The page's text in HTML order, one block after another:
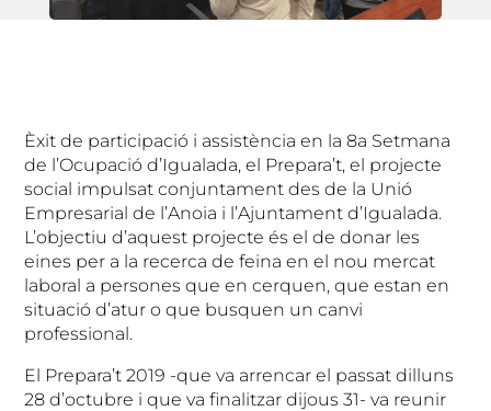
Èxit de participació i assistència en la 8a Setmana
de l’Ocupació d’Igualada, el Prepara’t, el projecte
social impulsat conjuntament des de la Unió
Empresarial de l’Anoia i l’Ajuntament d’Igualada.
L’objectiu d’aquest projecte és el de donar les
eines per a la recerca de feina en el nou mercat
laboral a persones que en cerquen, que estan en
situació d’atur o que busquen un canvi
professional.
El Prepara’t 2019 -que va arrencar el passat dilluns
28 d’octubre i que va finalitzar dijous 31- va reunir